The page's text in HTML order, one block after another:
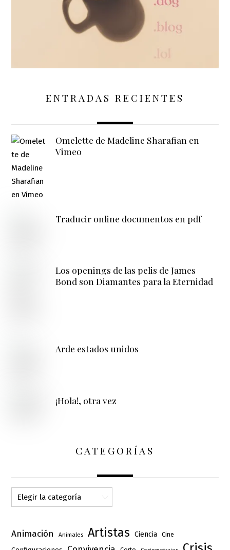
ENTRADAS RECIENTES
Omelette de Madeline Sharafian en
Vimeo
Traducir online documentos en pdf
Los openings de las pelis de James
Bond son Diamantes para la Eternidad
Arde estados unidos
¡Hola!, otra vez
CATEGORÍAS
Categorías
Animación Animales Artistas Ciencia Cine